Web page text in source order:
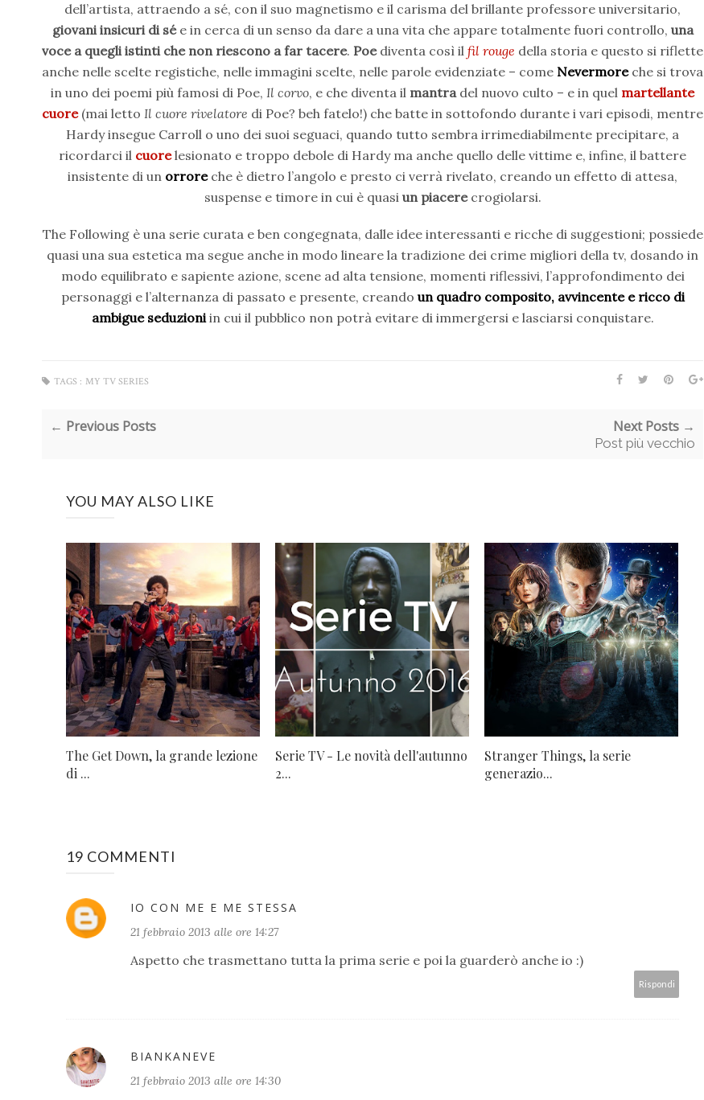
dell’artista, attraendo a sé, con il suo magnetismo e il carisma del brillante professore universitario,
giovani insicuri di sée in cerca di un senso da dare a una vita che appare totalmente fuori controllo, una
voce a quegli istinti che non riescono a far tacere. Poediventa così ilfil rouge della storia e questo si riflette
anche nelle scelte registiche, nelle immagini scelte, nelle parole evidenziate – come Nevermoreche si trova
in uno dei poemi più famosi di Poe,Il corvo, e che diventa il mantra del nuovo culto – e in quel martellante
cuore(mai lettoIl cuore rivelatore di Poe? beh fatelo!) che batte in sottofondo durante i vari episodi, mentre
Hardy insegue Carroll o uno dei suoi seguaci, quando tutto sembra irrimediabilmente precipitare, a
ricordarci il cuorelesionato e troppo debole di Hardy ma anche quello delle vittime e, infine, il battere
insistente di un orroreche è dietro l’angolo e presto ci verrà rivelato, creando un effetto di attesa,
suspense e timore in cui è quasi un piacerecrogiolarsi.
The Following è una serie curata e ben congegnata, dalle idee interessanti e ricche di suggestioni; possiede
quasi una sua estetica ma segue anche in modo lineare la tradizione dei crime migliori della tv, dosando in
modo equilibrato e sapiente azione, scene ad alta tensione, momenti riflessivi, l’approfondimento dei
personaggi e l’alternanza di passato e presente, creando un quadro composito, avvincente e ricco di
ambigue seduzioniin cui il pubblico non potrà evitare di immergersi e lasciarsi conquistare.
TAGS : MY TV SERIES
← Previous Posts Next Posts →
Post più vecchio
YOU MAY ALSO LIKE
The Get Down, la grande lezione
di ...
Serie TV - Le novità dell'autunno
2...
Stranger Things, la serie
generazio...
19 COMMENTI
IO CON ME E ME STESSA
21 febbraio 2013 alle ore 14:27
Aspetto che trasmettano tutta la prima serie e poi la guarderò anche io :)
Rispondi
BIANKANEVE
21 febbraio 2013 alle ore 14:30